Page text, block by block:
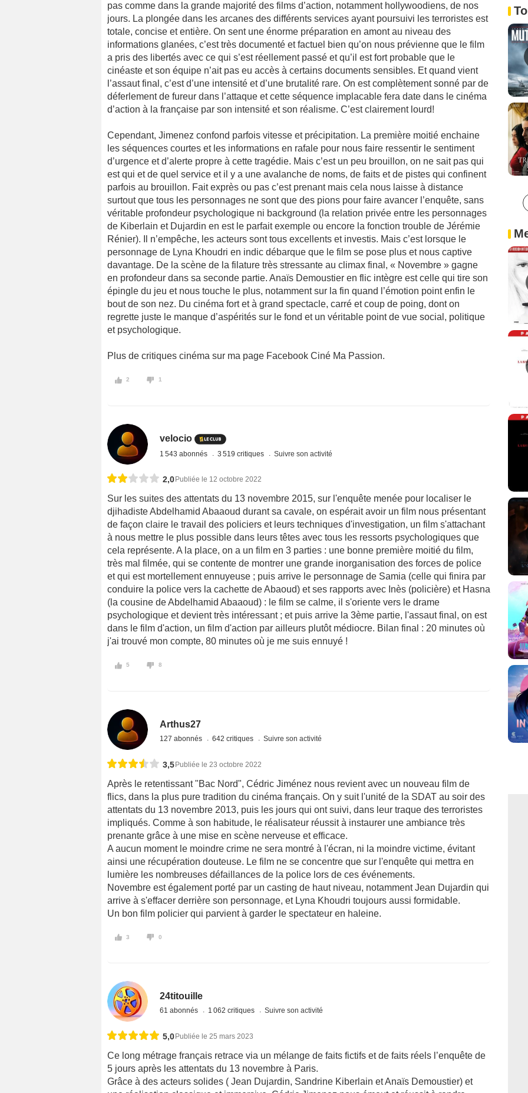
pas comme dans la grande majorité des films d’action, notamment hollywoodiens, de nos
jours. La plongée dans les arcanes des différents services ayant poursuivi les terroristes est
totale, concise et entière. On sent une énorme préparation en amont au niveau des
informations glanées, c’est très documenté et factuel bien qu’on nous prévienne que le film
a pris des libertés avec ce qui s’est réellement passé et qu’il est fort probable que le
cinéaste et son équipe n’ait pas eu accès à certains documents sensibles. Et quand vient
l’assaut final, c’est d’une intensité et d’une brutalité rare. On est complètement sonné par de
déferlement de fureur dans l’attaque et cette séquence implacable fera date dans le cinéma
d’action à la française par son intensité et son réalisme. C’est clairement lourd!
Cependant, Jimenez confond parfois vitesse et précipitation. La première moitié enchaine
les séquences courtes et les informations en rafale pour nous faire ressentir le sentiment
d’urgence et d’alerte propre à cette tragédie. Mais c’est un peu brouillon, on ne sait pas qui
est qui et de quel service et il y a une avalanche de noms, de faits et de pistes qui confinent
parfois au brouillon. Fait exprès ou pas c’est prenant mais cela nous laisse à distance
surtout que tous les personnages ne sont que des pions pour faire avancer l’enquête, sans
véritable profondeur psychologique ni background (la relation privée entre les personnages
de Kiberlain et Dujardin en est le parfait exemple ou encore la fonction trouble de Jérémie
Rénier). Il n’empêche, les acteurs sont tous excellents et investis. Mais c’est lorsque le
personnage de Lyna Khoudri en indic débarque que le film se pose plus et nous captive
davantage. De la scène de la filature très stressante au climax final, « Novembre » gagne
en profondeur dans sa seconde partie. Anaïs Demoustier en flic intègre est celle qui tire son
épingle du jeu et nous touche le plus, notamment sur la fin quand l’émotion point enfin le
bout de son nez. Du cinéma fort et à grand spectacle, carré et coup de poing, dont on
regrette juste le manque d’aspérités sur le fond et un véritable point de vue social, politique
et psychologique.
Plus de critiques cinéma sur ma page Facebook Ciné Ma Passion.
2 1
velocio
1 543 abonnés 3 519 critiques Suivre son activité
2,0Publiée le 12 octobre 2022
Sur les suites des attentats du 13 novembre 2015, sur l'enquête menée pour localiser le
djihadiste Abdelhamid Abaaoud durant sa cavale, on espérait avoir un film nous présentant
de façon claire le travail des policiers et leurs techniques d'investigation, un film s'attachant
à nous mettre le plus possible dans leurs têtes avec tous les ressorts psychologiques que
cela représente. A la place, on a un film en 3 parties : une bonne première moitié du film,
très mal filmée, qui se contente de montrer une grande inorganisation des forces de police
et qui est mortellement ennuyeuse ; puis arrive le personnage de Samia (celle qui finira par
conduire la police vers la cachette de Abaoud) et ses rapports avec Inès (policière) et Hasna
(la cousine de Abdelhamid Abaaoud) : le film se calme, il s'oriente vers le drame
psychologique et devient très intéressant ; et puis arrive la 3ème partie, l'assaut final, on est
dans le film d'action, un film d'action par ailleurs plutôt médiocre. Bilan final : 20 minutes où
j'ai trouvé mon compte, 80 minutes où je me suis ennuyé !
5 8
Arthus27
127 abonnés 642 critiques Suivre son activité
3,5Publiée le 23 octobre 2022
Après le retentissant "Bac Nord", Cédric Jiménez nous revient avec un nouveau film de
flics, dans la plus pure tradition du cinéma français. On y suit l'unité de la SDAT au soir des
attentats du 13 novembre 2013, puis les jours qui ont suivi, dans leur traque des terroristes
impliqués. Comme à son habitude, le réalisateur réussit à instaurer une ambiance très
prenante grâce à une mise en scène nerveuse et efficace.
A aucun moment le moindre crime ne sera montré à l'écran, ni la moindre victime, évitant
ainsi une récupération douteuse. Le film ne se concentre que sur l'enquête qui mettra en
lumière les nombreuses défaillances de la police lors de ces événements.
Novembre est également porté par un casting de haut niveau, notamment Jean Dujardin qui
arrive à s'effacer derrière son personnage, et Lyna Khoudri toujours aussi formidable.
Un bon film policier qui parvient à garder le spectateur en haleine.
3 0
24titouille
61 abonnés 1 062 critiques Suivre son activité
5,0 Publiée le 25 mars 2023
Ce long métrage français retrace via un mélange de faits fictifs et de faits réels l’enquête de
5 jours après les attentats du 13 novembre à Paris.
Grâce à des acteurs solides ( Jean Dujardin, Sandrine Kiberlain et Anaïs Demoustier) et